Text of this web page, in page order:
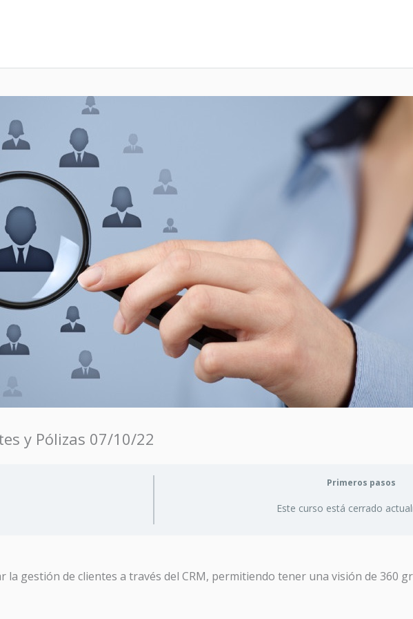
y Pólizas 07/10/22
Primeros pasos
Este curso está cerrado
gestión de clientes a través del CRM, permitiendo tener una visión de 360